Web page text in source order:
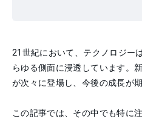
21世紀において、テクノロジー
らゆる側面に浸透しています。
が次々に登場し、今後の成長が
この記事では、その中でも特に